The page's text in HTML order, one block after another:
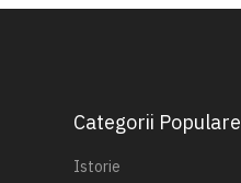
Categorii Populare
Istorie